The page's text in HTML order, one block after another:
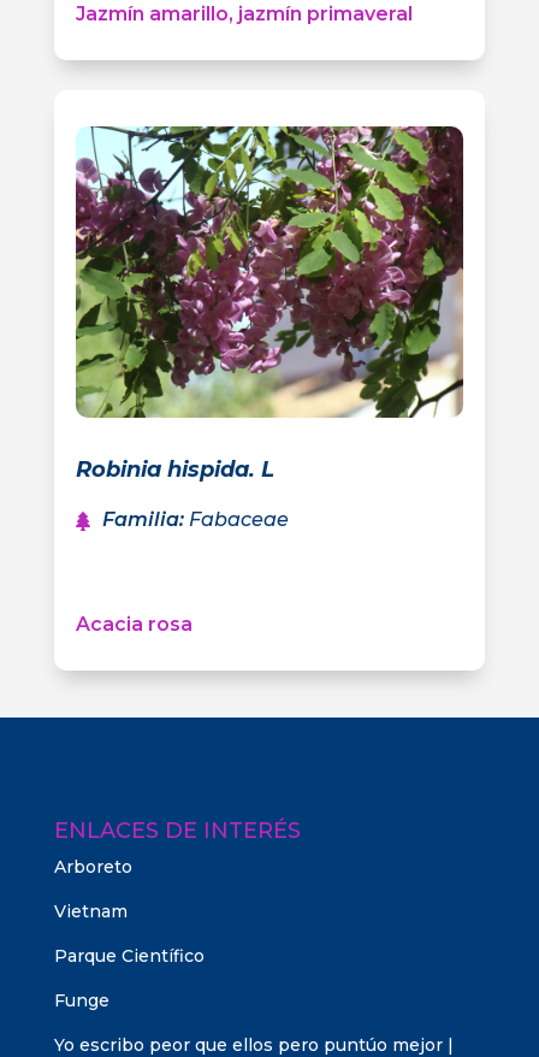
Jazmín amarillo, jazmín primaveral
Robinia hispida. L
Familia: Fabaceae
Acacia rosa
ENLACES DE INTERÉS
Arboreto
Vietnam
Parque Científico
Funge
Yo escribo peor que ellos pero puntúo mejor |